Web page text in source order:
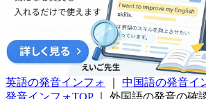
英語の発音インフォ
中国語の発音イ
発音インフォTOP
外国語の発音の確